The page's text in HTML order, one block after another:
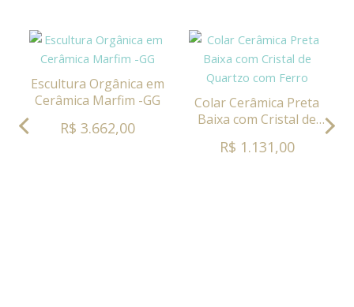
Escultura Orgânica em
Cerâmica Marfim -GG
R$ 3.662,00
Colar Cerâmica Preta
Baixa com Cristal de
R$ 1.131,00